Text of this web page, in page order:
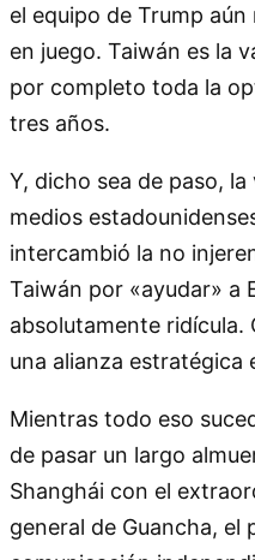
el equipo de Trump
en juego. Taiwán es la
por completo toda la
tres años.
Y, dicho sea de paso,
medios
intercambió la no
Taiwán por «ayudar» a
absolutamente ridícula.
una alianza estratégica
Mientras todo eso
de pasar un largo
Shanghái con el
general de Guancha, el